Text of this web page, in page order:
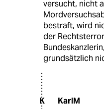
versucht, nicht
bestraft, wird
der
grundsätzlich
K KarlM